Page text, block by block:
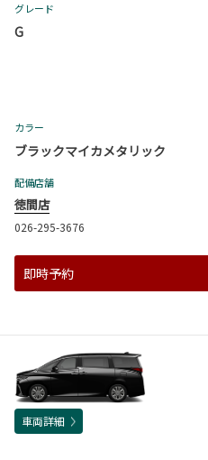
グレード
G
カラー
ブラックマイカメタリック
配備店舗
徳間店
026-295-3676
即時予約
車両詳細